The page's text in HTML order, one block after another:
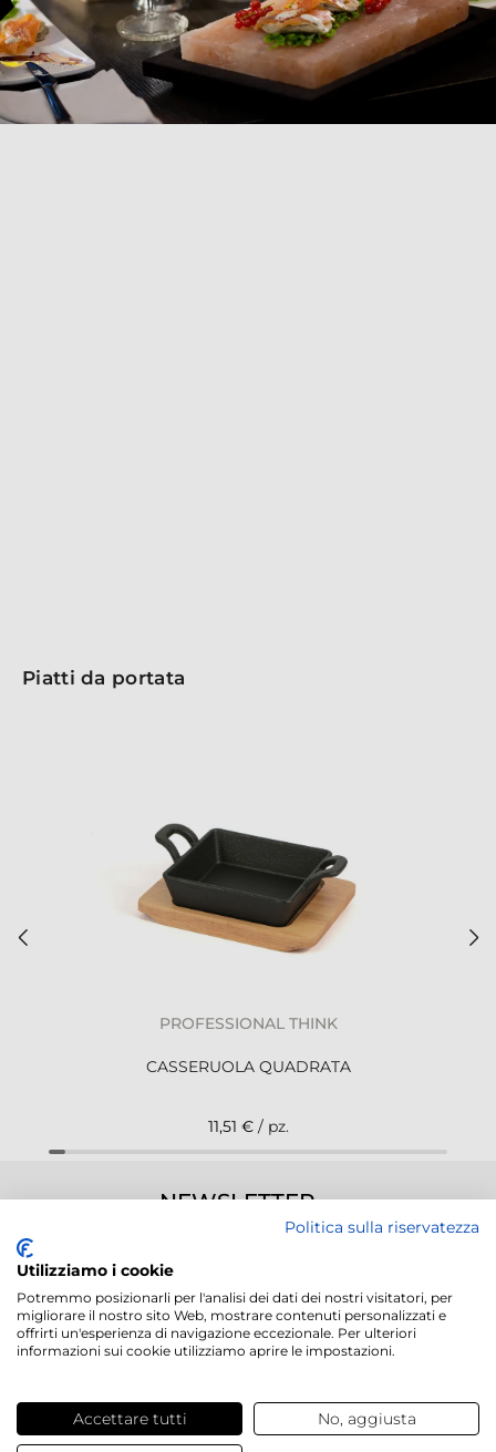
Piatti da portata
PROFESSIONAL THINK
CASSERUOLA QUADRATA
11,51 € / pz.
NEWSLETTER
Servizi offerti
Politica sulla riservatezza
Utilizziamo i cookie
Potremmo posizionarli per l'analisi dei dati dei nostri visitatori, per
migliorare il nostro sito Web, mostrare contenuti personalizzati e
offrirti un'esperienza di navigazione eccezionale. Per ulteriori
informazioni sui cookie utilizziamo aprire le impostazioni.
Accettare tutti No, aggiusta